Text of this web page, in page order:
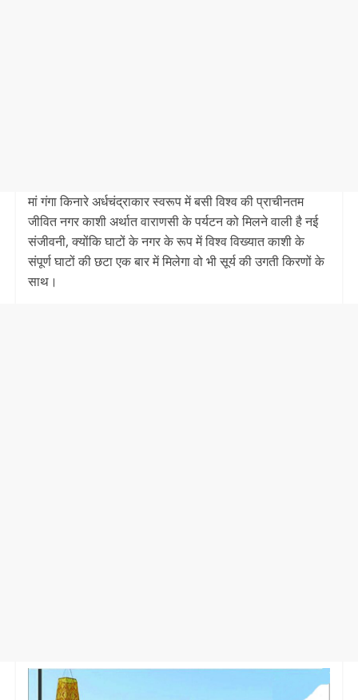
मां गंगा किनारे अर्धचंद्राकार स्वरूप में बसी विश्व की प्राचीनतम
जीवित नगर काशी अर्थात वाराणसी के पर्यटन को मिलने वाली है नई
संजीवनी, क्योंकि घाटों के नगर के रूप में विश्व विख्यात काशी के
संपूर्ण घाटों की छटा एक बार में मिलेगा वो भी सूर्य की उगती किरणों के
साथ।